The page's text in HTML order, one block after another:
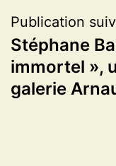
Publication
Stéphane
immortel »,
galerie